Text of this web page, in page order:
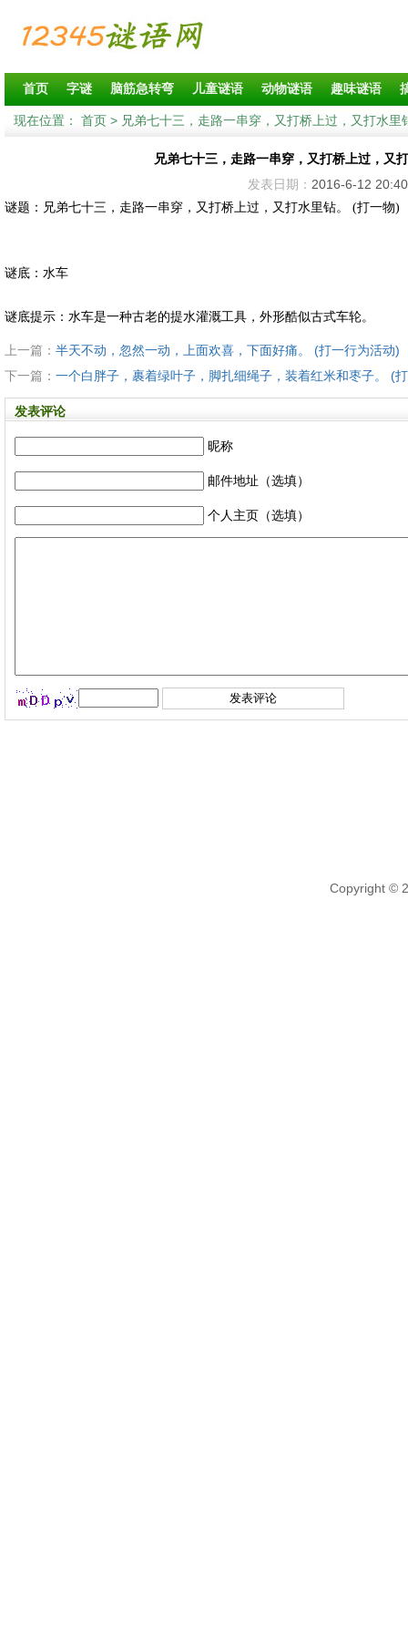
首页 字谜 脑筋急转弯 儿童谜语 动物谜语 趣味谜语
现在位置： 首页 > 兄弟七十三，走路一串穿，又打桥上过，又打水里
兄弟七十三，走路一串穿，又打桥上过，又
发表日期： 2016-6-12 20:40
谜题：兄弟七十三，走路一串穿，又打桥上过，又打水里钻。 (打一物)
谜底：水车
谜底提示：水车是一种古老的提水灌溉工具，外形酷似古式车轮。
上一篇： 半天不动，忽然一动，上面欢喜，下面好痛。 (打一行为活动)
下一篇： 一个白胖子，裹着绿叶子，脚扎细绳子，装着红米和枣子。 (
发表评论
昵称
邮件地址（选填）
个人主页（选填）
Copyright ©